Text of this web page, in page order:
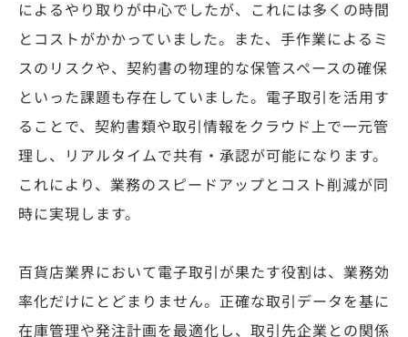
によるやり取りが中心でしたが、これには多くの時間
とコストがかかっていました。また、手作業によるミ
スのリスクや、契約書の物理的な保管スペースの確保
といった課題も存在していました。電子取引を活用す
ることで、契約書類や取引情報をクラウド上で一元管
理し、リアルタイムで共有・承認が可能になります。
これにより、業務のスピードアップとコスト削減が同
時に実現します。
百貨店業界において電子取引が果たす役割は、業務効
率化だけにとどまりません。正確な取引データを基に
在庫管理や発注計画を最適化し、取引先企業との関係